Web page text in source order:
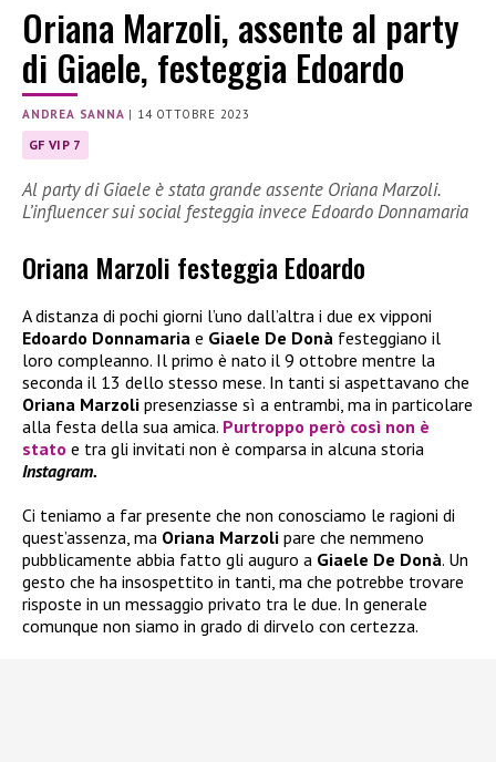
Oriana Marzoli, assente al party
di Giaele, festeggia Edoardo
ANDREA SANNA | 14 OTTOBRE 2023
GF VIP 7
Al party di Giaele è stata grande assente Oriana Marzoli.
L’influencer sui social festeggia invece Edoardo Donnamaria
Oriana Marzoli festeggia Edoardo
A distanza di pochi giorni l’uno dall’altra i due ex vipponi
Edoardo Donnamaria e Giaele De Donà festeggiano il
loro compleanno. Il primo è nato il 9 ottobre mentre la
seconda il 13 dello stesso mese. In tanti si aspettavano che
Oriana Marzoli presenziasse sì a entrambi, ma in particolare
alla festa della sua amica. Purtroppo però così non è
stato e tra gli invitati non è comparsa in alcuna storia
Instagram.
Ci teniamo a far presente che non conosciamo le ragioni di
quest’assenza, ma Oriana Marzoli pare che nemmeno
pubblicamente abbia fatto gli auguro a Giaele De Donà. Un
gesto che ha insospettito in tanti, ma che potrebbe trovare
risposte in un messaggio privato tra le due. In generale
comunque non siamo in grado di dirvelo con certezza.